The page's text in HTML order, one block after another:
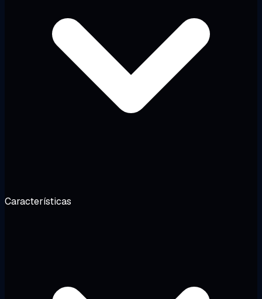
Características